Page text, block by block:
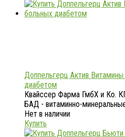
Доппельгерц Актив
диабетом
Квайссер Фарма ГмбХ и Ко.
БАД - витаминно-
Нет в наличии
Купить